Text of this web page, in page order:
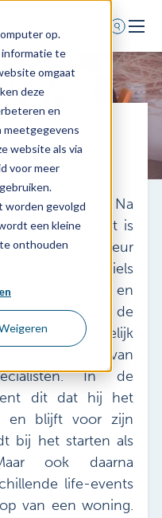
op.
informatie te
omgaat
deze
en
meetgegevens
website als via
voor meer
worden gevolgd
een kleine
onthouden
bij Sibbing. Na
Management is
hypotheekadviseur
bij Sibbing is Niels
en
gemaakt naar de
zich voornamelijk
en begeleiden van
In de
dit dat hij het
en blijft voor zijn
bij het starten als
ook daarna
life-events
van een woning.